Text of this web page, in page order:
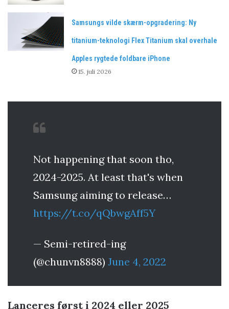
Samsungs vilde skærm-opgradering: Ny
titanium-teknologi Flex Titanium skal overhale
Apples rygtede foldbare iPhone
15. juli 2026
Not happening that soon tho,
2024-2025. At least that's when
Samsung aiming to release…
https://t.co/qQbwgAff5Y
— Semi-retired-ing
(@chunvn8888) June 4, 2022
Lanceres først i 2024 eller 2025